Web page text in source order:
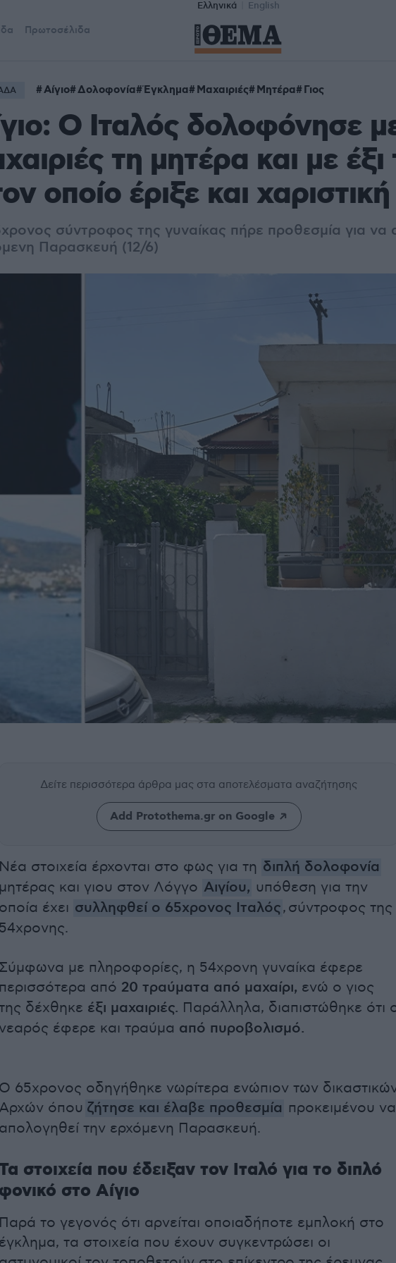
Ελληνικά English
Πρωτοσέλιδα
Αίγιο Δολοφονία Έγκλημα Μαχαιριές Μητέρα Γιος
Ο Ιταλός δολοφόνησε
τη μητέρα και με έξι
οποίο έριξε και
σύντροφος της γυναίκας πήρε προθεσμία για να
Παρασκευή (12/6)
Δείτε περισσότερα άρθρα μας στα αποτελέσματα αναζήτησης
Add Protothema.gr on Google
Νέα στοιχεία έρχονται στο φως για τη διπλή δολοφονία
μητέρας και γιου στον Λόγγο Αιγίου, υπόθεση για την
οποία έχει συλληφθεί ο 65χρονος Ιταλός, σύντροφος της
54χρονης.
Σύμφωνα με πληροφορίες, η 54χρονη γυναίκα έφερε
περισσότερα από 20 τραύματα από μαχαίρι, ενώ ο γιος
δέχθηκε έξι μαχαιριές. Παράλληλα, διαπιστώθηκε ότι
νεαρός έφερε και τραύμα από πυροβολισμό.
Ο 65χρονος οδηγήθηκε νωρίτερα ενώπιον των
Αρχών όπου ζήτησε και έλαβε προθεσμία προκειμένου να
απολογηθεί την ερχόμενη Παρασκευή.
στοιχεία που έδειξαν τον Ιταλό για το διπλό
φονικό στο Αίγιο
Παρά το γεγονός ότι αρνείται οποιαδήποτε εμπλοκή στο
έγκλημα, τα στοιχεία που έχουν συγκεντρώσει οι